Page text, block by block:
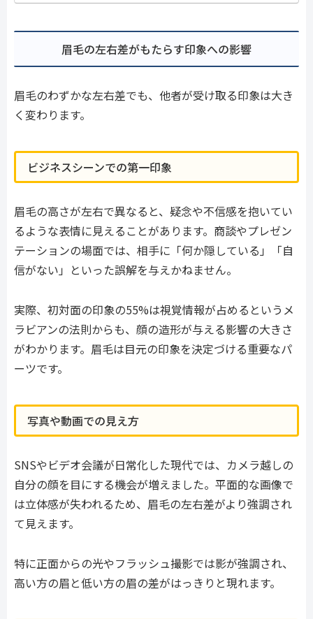
眉毛の左右差がもたらす印象への影響
眉毛のわずかな左右差でも、他者が受け取る印象は大き
く変わります。
ビジネスシーンでの第一印象
眉毛の高さが左右で異なると、疑念や不信感を抱いてい
るような表情に見えることがあります。商談やプレゼン
テーションの場面では、相手に「何か隠している」「自
信がない」といった誤解を与えかねません。
実際、初対面の印象の55%は視覚情報が占めるというメ
ラビアンの法則からも、顔の造形が与える影響の大きさ
がわかります。眉毛は目元の印象を決定づける重要なパ
ーツです。
写真や動画での見え方
SNSやビデオ会議が日常化した現代では、カメラ越しの
自分の顔を目にする機会が増えました。平面的な画像で
は立体感が失われるため、眉毛の左右差がより強調され
て見えます。
特に正面からの光やフラッシュ撮影では影が強調され、
高い方の眉と低い方の眉の差がはっきりと現れます。